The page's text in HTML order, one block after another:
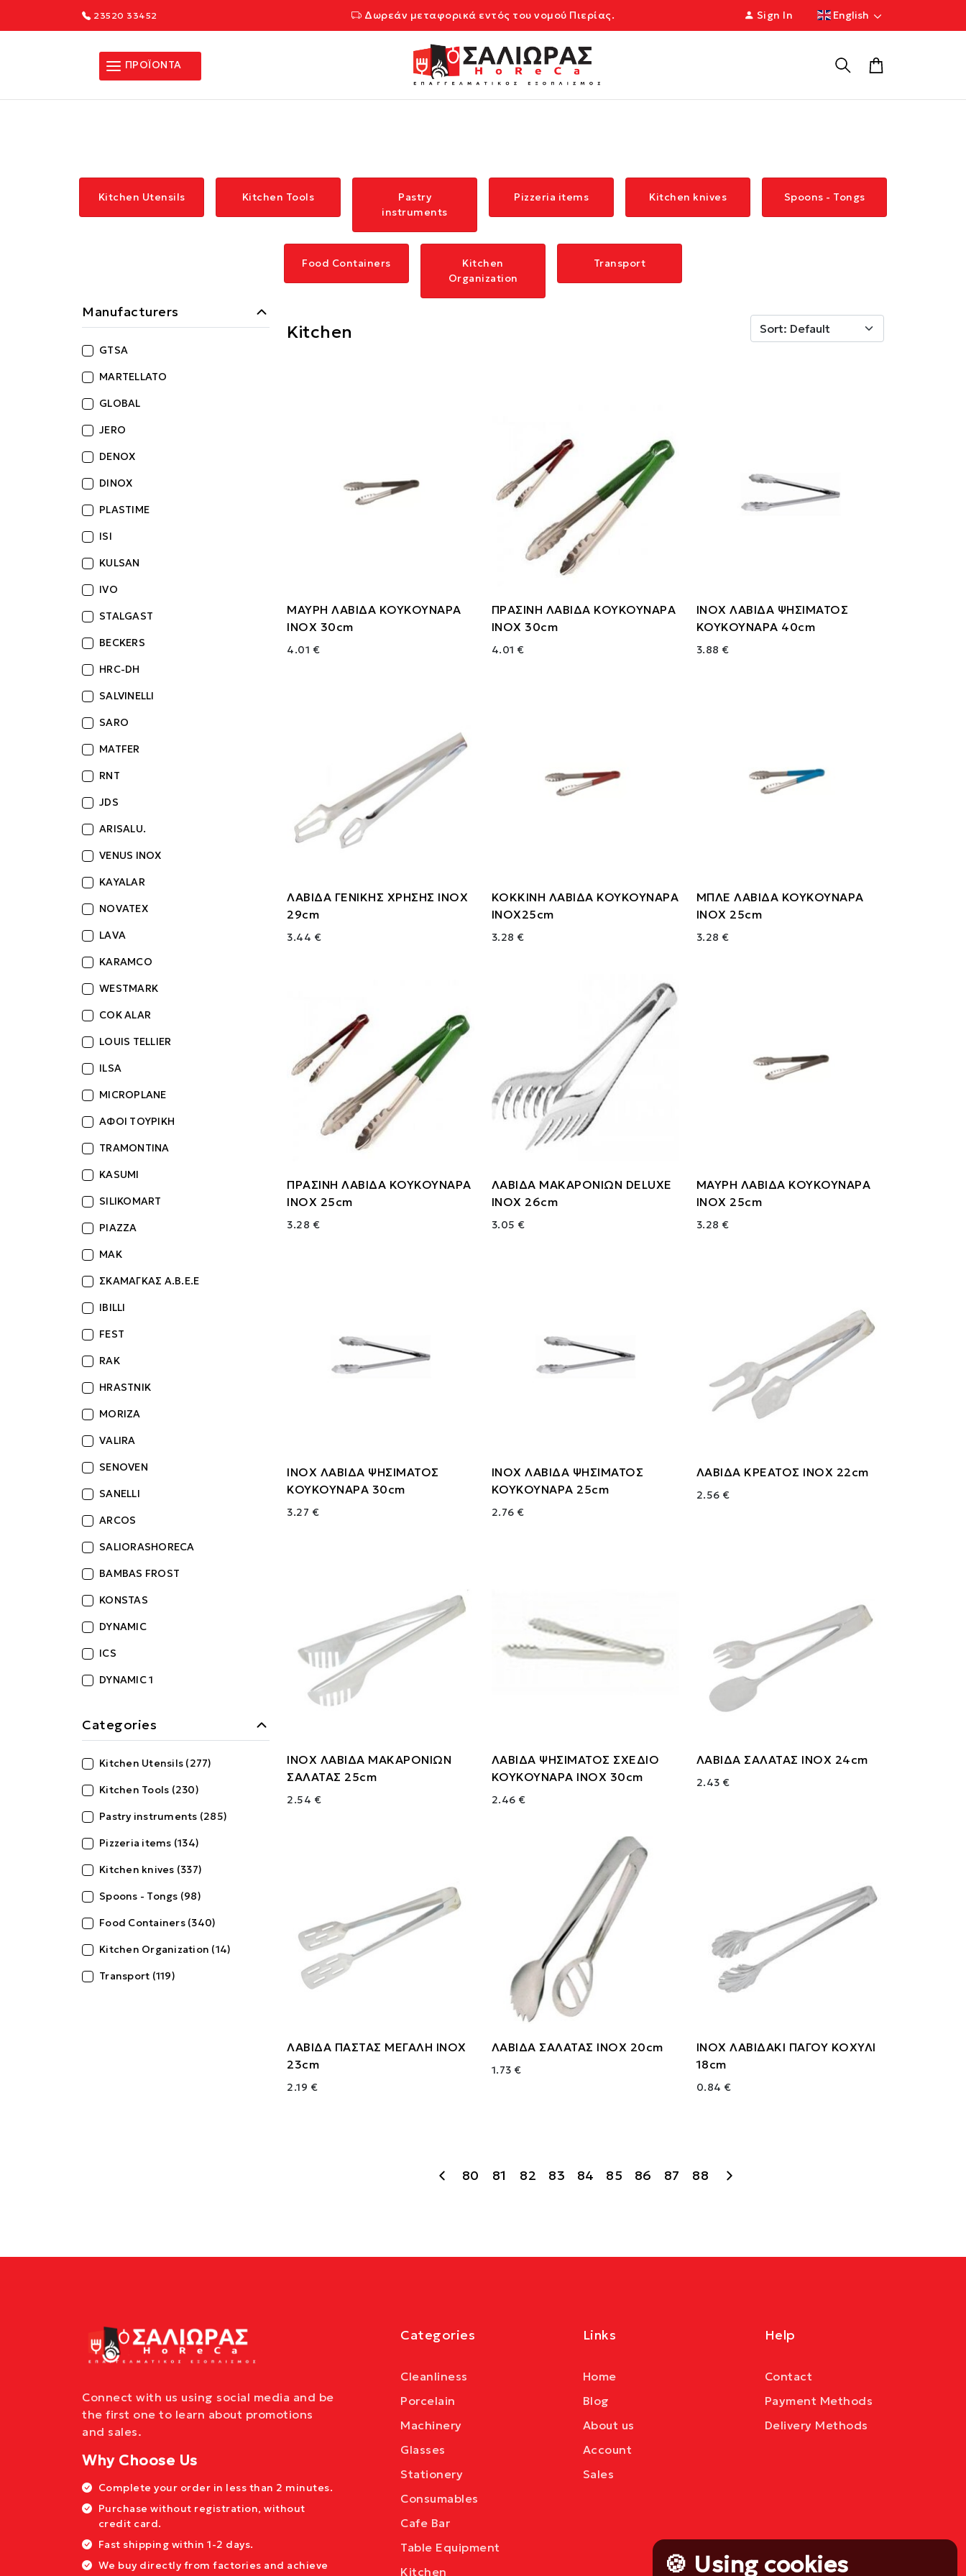
🍪 Using cookies
23520 33452 Δωρεάν μεταφορικά εντός του νομού Πιερίας. Sign In English
ΠΡΟΪΟΝΤΑ
Kitchen Utensils Kitchen Tools
Pastry
instruments
Pizzeria items Kitchen knives Spoons - Tongs
Food Containers
Kitchen
Organization
Transport
Kitchen
ΜΑΥΡΗ ΛΑΒΙΔΑ ΚΟΥΚΟΥΝΑΡΑ
ΙΝΟΧ 30cm
4.01 €
ΠΡΑΣΙΝΗ ΛΑΒΙΔΑ ΚΟΥΚΟΥΝΑΡΑ
ΙΝΟΧ 30cm
4.01 €
ΙΝΟΧ ΛΑΒΙΔΑ ΨΗΣΙΜΑΤΟΣ
ΚΟΥΚΟΥΝΑΡΑ 40cm
3.88 €
ΛΑΒΙΔΑ ΓΕΝΙΚΗΣ ΧΡΗΣΗΣ ΙΝΟΧ
29cm
3.44 €
ΚΟΚΚΙΝΗ ΛΑΒΙΔΑ ΚΟΥΚΟΥΝΑΡΑ
ΙΝΟΧ25cm
3.28 €
ΜΠΛΕ ΛΑΒΙΔΑ ΚΟΥΚΟΥΝΑΡΑ
ΙΝΟΧ 25cm
3.28 €
ΠΡΑΣΙΝΗ ΛΑΒΙΔΑ ΚΟΥΚΟΥΝΑΡΑ
ΙΝΟΧ 25cm
3.28 €
ΛΑΒΙΔΑ ΜΑΚΑΡΟΝΙΩΝ DELUXE
INOX 26cm
3.05 €
ΜΑΥΡΗ ΛΑΒΙΔΑ ΚΟΥΚΟΥΝΑΡΑ
ΙΝΟΧ 25cm
3.28 €
ΙΝΟΧ ΛΑΒΙΔΑ ΨΗΣΙΜΑΤΟΣ
ΚΟΥΚΟΥΝΑΡΑ 30cm
3.27 €
ΙΝΟΧ ΛΑΒΙΔΑ ΨΗΣΙΜΑΤΟΣ
ΚΟΥΚΟΥΝΑΡΑ 25cm
2.76 €
ΛΑΒΙΔΑ ΚΡΕΑΤΟΣ ΙΝΟΧ 22cm
2.56 €
ΙΝΟΧ ΛΑΒΙΔΑ ΜΑΚΑΡΟΝΙΩΝ
ΣΑΛΑΤΑΣ 25cm
2.54 €
ΛΑΒΙΔΑ ΨΗΣΙΜΑΤΟΣ ΣΧΕΔΙΟ
ΚΟΥΚΟΥΝΑΡΑ ΙΝΟΧ 30cm
2.46 €
ΛΑΒΙΔΑ ΣΑΛΑΤΑΣ INOX 24cm
2.43 €
ΛΑΒΙΔΑ ΠΑΣΤΑΣ ΜΕΓΑΛΗ INOX
23cm
2.19 €
ΛΑΒΙΔΑ ΣΑΛΑΤΑΣ INOX 20cm
1.73 €
ΙΝΟΧ ΛΑΒΙΔΑΚΙ ΠΑΓΟΥ ΚΟΧΥΛΙ
18cm
0.84 €
80 81 82 83 84 85 86 87 88
Manufacturers
GTSA
MARTELLATO
GLOBAL
JERO
DENOX
DINOX
PLASTIME
ISI
KULSAN
IVO
STALGAST
BECKERS
HRC-DH
SALVINELLI
SARO
MATFER
RNT
JDS
ARISALU.
VENUS INOX
KAYALAR
NOVATEX
LAVA
KARAMCO
WESTMARK
COK ALAR
LOUIS TELLIER
ILSA
MICROPLANE
ΑΦΟΙ ΤΟΥΡΙΚΗ
TRAMONTINA
KASUMI
SILIKOMART
PIAZZA
MAK
ΣΚΑΜΑΓΚΑΣ Α.Β.Ε.Ε
IBILLI
FEST
RAK
HRASTNIK
MORIZA
VALIRA
SENOVEN
SANELLI
ARCOS
SALIORASHORECA
BAMBAS FROST
KONSTAS
DYNAMIC
ICS
DYNAMIC 1
Categories
Kitchen Utensils (277)
Kitchen Tools (230)
Pastry instruments (285)
Pizzeria items (134)
Kitchen knives (337)
Spoons - Tongs (98)
Food Containers (340)
Kitchen Organization (14)
Transport (119)
Connect with us using social media and be
the first one to learn about promotions
and sales.
Why Choose Us
Complete your order in less than 2 minutes.
Purchase without registration, without
credit card.
Fast shipping within 1-2 days.
We buy directly from factories and achieve
Categories
Cleanliness
Porcelain
Machinery
Glasses
Stationery
Consumables
Cafe Bar
Table Equipment
Kitchen
Links
Home
Blog
About us
Account
Sales
Help
Contact
Payment Methods
Delivery Methods